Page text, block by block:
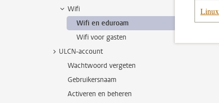
Wifi
Wifi en eduroam
Wifi voor gasten
ULCN-account
Wachtwoord vergeten
Gebruikersnaam
Activeren en beheren
Linux